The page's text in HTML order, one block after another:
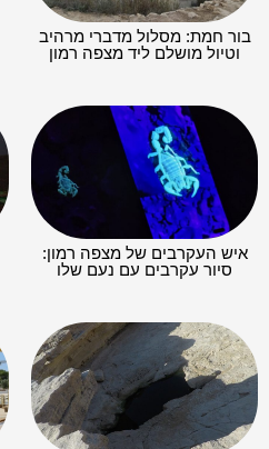
בור חמת: מסלול מדברי מרהיב
וטיול מושלם ליד מצפה רמון
איש העקרבים של מצפה רמון:
סיור עקרבים עם נעם שלו